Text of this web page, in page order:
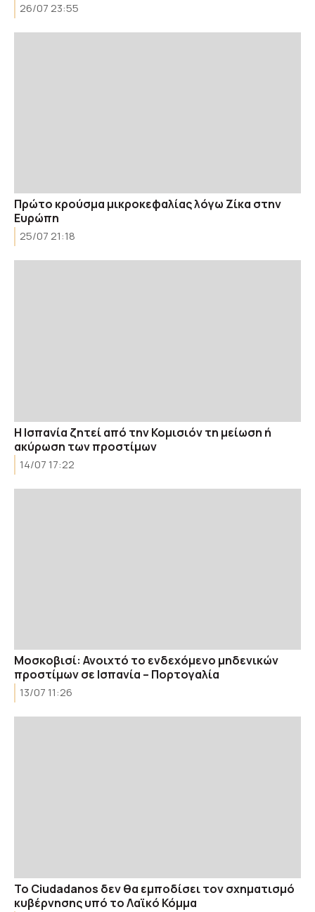
26/07 23:55
Πρώτο κρούσμα μικροκεφαλίας λόγω Ζίκα στην
Ευρώπη
25/07 21:18
Η Ισπανία ζητεί από την Κομισιόν τη μείωση ή
ακύρωση των προστίμων
14/07 17:22
Μοσκοβισί: Ανοιχτό το ενδεχόμενο μηδενικών
προστίμων σε Ισπανία – Πορτογαλία
13/07 11:26
Το Ciudadanos δεν θα εμποδίσει τον σχηματισμό
κυβέρνησης υπό το Λαϊκό Κόμμα